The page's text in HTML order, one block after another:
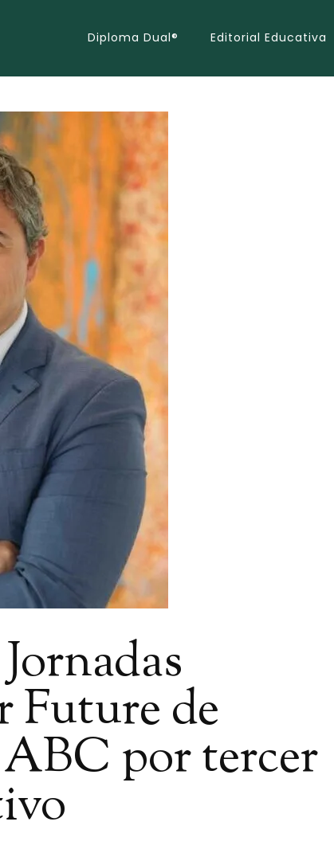
Diploma Dual® Editorial Educativa
Future de
por tercer